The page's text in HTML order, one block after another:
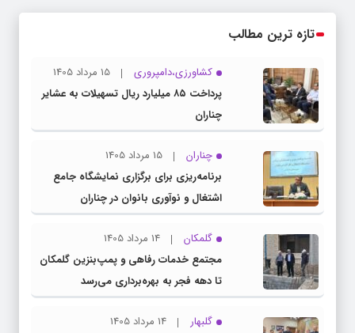
تازه ترین مطالب
کشاورزی،دامپروری
15 مرداد 1405
پرداخت ۸۵ میلیارد ریال تسهیلات به عشایر
چناران
چناران
15 مرداد 1405
برنامه‌ریزی برای برگزاری نمایشگاه جامع
اشتغال و نوآوری بانوان در چناران
گلمکان
14 مرداد 1405
مجتمع خدمات رفاهی و پمپ‌بنزین گلمکان
تا دهه فجر به بهره‌برداری می‌رسد
گلبهار
14 مرداد 1405